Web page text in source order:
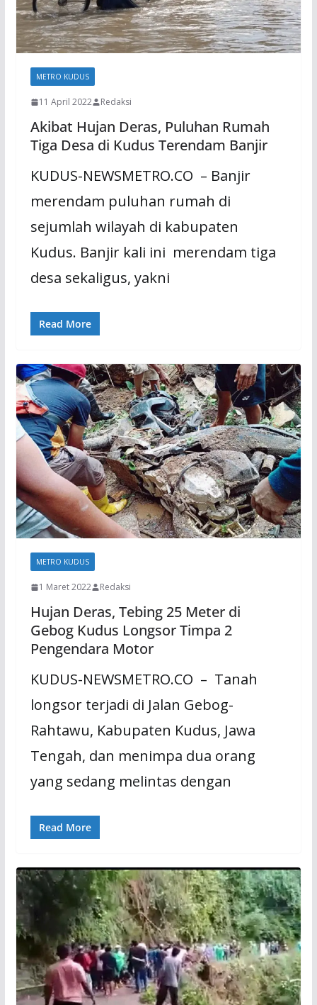
METRO KUDUS
11 April 2022 Redaksi
Akibat Hujan Deras, Puluhan Rumah
Tiga Desa di Kudus Terendam Banjir
KUDUS-NEWSMETRO.CO – Banjir
merendam puluhan rumah di
sejumlah wilayah di kabupaten
Kudus. Banjir kali ini merendam tiga
desa sekaligus, yakni
Read More
METRO KUDUS
1 Maret 2022 Redaksi
Hujan Deras, Tebing 25 Meter di
Gebog Kudus Longsor Timpa 2
Pengendara Motor
KUDUS-NEWSMETRO.CO – Tanah
longsor terjadi di Jalan Gebog-
Rahtawu, Kabupaten Kudus, Jawa
Tengah, dan menimpa dua orang
yang sedang melintas dengan
Read More